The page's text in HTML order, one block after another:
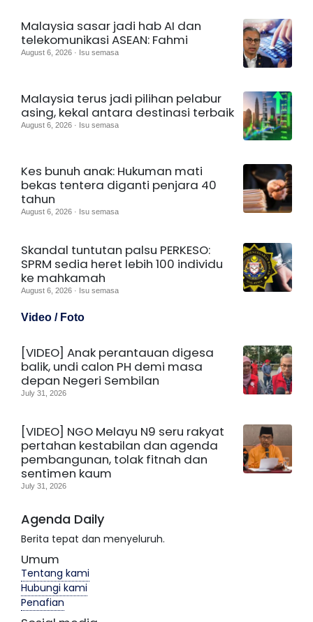
Malaysia sasar jadi hab AI dan
telekomunikasi ASEAN: Fahmi
August 6, 2026 · Isu semasa
Malaysia terus jadi pilihan pelabur
asing, kekal antara destinasi terbaik
August 6, 2026 · Isu semasa
Kes bunuh anak: Hukuman mati
bekas tentera diganti penjara 40
tahun
August 6, 2026 · Isu semasa
Skandal tuntutan palsu PERKESO:
SPRM sedia heret lebih 100 individu
ke mahkamah
August 6, 2026 · Isu semasa
Video / Foto
[VIDEO] Anak perantauan digesa
balik, undi calon PH demi masa
depan Negeri Sembilan
July 31, 2026
[VIDEO] NGO Melayu N9 seru rakyat
pertahan kestabilan dan agenda
pembangunan, tolak fitnah dan
sentimen kaum
July 31, 2026
Agenda Daily
Berita tepat dan menyeluruh.
Umum
Tentang kami
Hubungi kami
Penafian